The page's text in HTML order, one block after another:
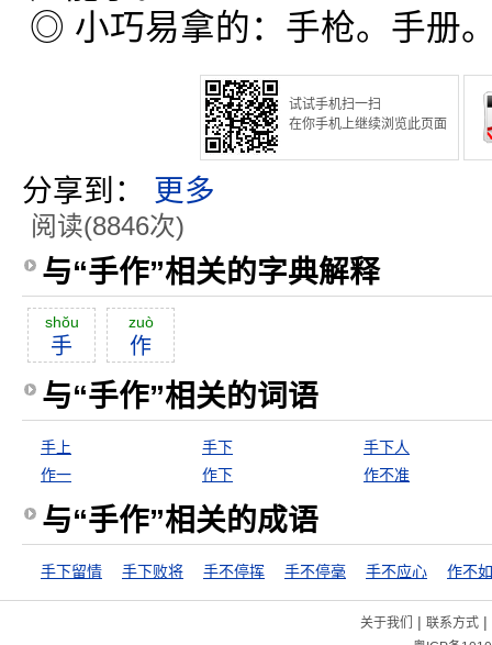
◎ 小巧易拿的：手枪。手册
试试手机扫一扫
在你手机上继续浏览此页面
分享到： 更多
阅读(8846次)
与“手作”相关的字典解释
shŏu
手
zuò
作
与“手作”相关的词语
手上 手下
手下人
作一
作下 作不准
与“手作”相关的成语
手下留情 手下败将 手不停挥 手不停毫 手不应心 作不
关于我们 | 联系方式|